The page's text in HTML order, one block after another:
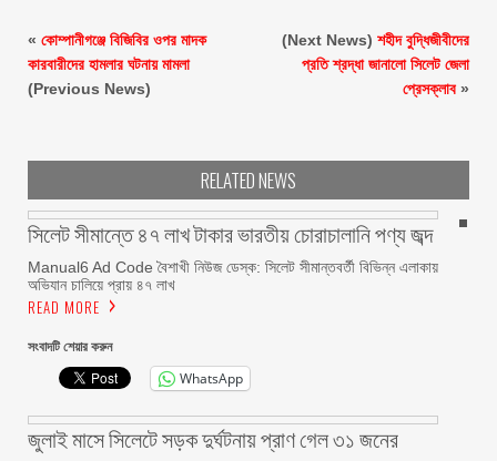
« কোম্পানীগঞ্জে বিজিবির ওপর মাদক
কারবারীদের হামলার ঘটনায় মামলা
(Previous News)
(Next News) শহীদ বুদ্ধিজীবীদের
প্রতি শ্রদ্ধা জানালো সিলেট জেলা
প্রেসক্লাব»
RELATED NEWS
সিলেট সীমান্তে ৪৭ লাখ টাকার ভারতীয় চোরাচালানি পণ্য জব্দ
Manual6 Ad Code বৈশাখী নিউজ ডেস্ক: সিলেট সীমান্তবর্তী বিভিন্ন এলাকায়
অভিযান চালিয়ে প্রায় ৪৭ লাখ
READ MORE
সংবাদটি শেয়ার করুন
WhatsApp
জুলাই মাসে সিলেটে সড়ক দুর্ঘটনায় প্রাণ গেল ৩১ জনের